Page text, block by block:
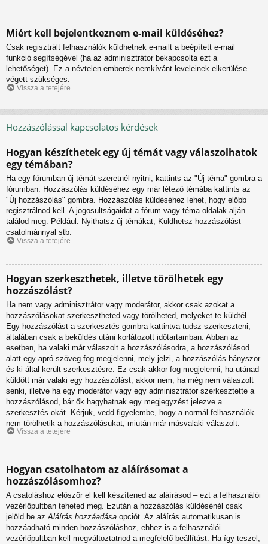
Miért kell bejelentkeznem e-mail küldéséhez?
Csak regisztrált felhasználók küldhetnek e-mailt a beépített e-mail
funkció segítségével (ha az adminisztrátor bekapcsolta ezt a
lehetőséget). Ez a névtelen emberek nemkívánt leveleinek elkerülése
végett szükséges.
Vissza a tetejére
Hozzászólással kapcsolatos kérdések
Hogyan készíthetek egy új témát vagy válaszolhatok
egy témában?
Ha egy fórumban új témát szeretnél nyitni, kattints az "Új téma" gombra a
fórumban. Hozzászólás küldéséhez egy már létező témába kattints az
"Új hozzászólás" gombra. Hozzászólás küldéséhez lehet, hogy előbb
regisztrálnod kell. A jogosultságaidat a fórum vagy téma oldalak alján
találod meg. Például: Nyithatsz új témákat, Küldhetsz hozzászólást
csatolmánnyal stb.
Vissza a tetejére
Hogyan szerkeszthetek, illetve törölhetek egy
hozzászólást?
Ha nem vagy adminisztrátor vagy moderátor, akkor csak azokat a
hozzászólásokat szerkesztheted vagy törölheted, melyeket te küldtél.
Egy hozzászólást a szerkesztés gombra kattintva tudsz szerkeszteni,
általában csak a beküldés utáni korlátozott időtartamban. Abban az
esetben, ha valaki már válaszolt a hozzászólásodra, a hozzászólásod
alatt egy apró szöveg fog megjelenni, mely jelzi, a hozzászólás hányszor
és ki által került szerkesztésre. Ez csak akkor fog megjelenni, ha utánad
küldött már valaki egy hozzászólást, akkor nem, ha még nem válaszolt
senki, illetve ha egy moderátor vagy egy adminisztrátor szerkesztette a
hozzászólásod, bár ők hagyhatnak egy megjegyzést jelezve a
szerkesztés okát. Kérjük, vedd figyelembe, hogy a normál felhasználók
nem törölhetik a hozzászólásukat, miután már másvalaki válaszolt.
Vissza a tetejére
Hogyan csatolhatom az aláírásomat a
hozzászólásomhoz?
A csatoláshoz először el kell készítened az aláírásod – ezt a felhasználói
vezérlőpultban teheted meg. Ezután a hozzászólás küldésénél csak
jelöld be azAláírás hozzáadása opciót. Az aláírás automatikusan is
hozzáadható minden hozzászóláshoz, ehhez is a felhasználói
vezérlőpultban kell megváltoztatnod a megfelelő beállítást. Ha így teszel,